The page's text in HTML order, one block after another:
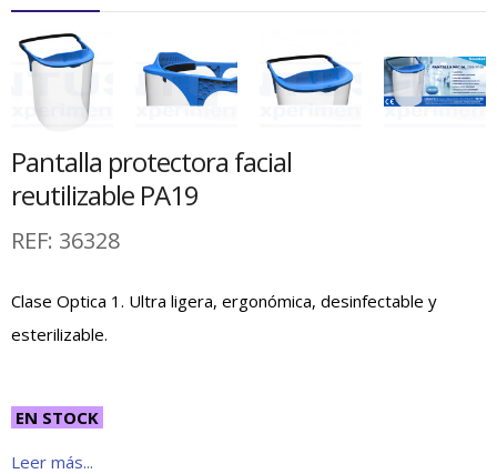
Pantalla protectora facial
reutilizable PA19
REF: 36328
Clase Optica 1. Ultra ligera, ergonómica, desinfectable y
esterilizable.
EN STOCK
Leer más...